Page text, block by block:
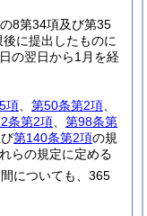
8第34項及び第35
に提出したものに
の翌日から1月を経
項 第50条第2項
条第2項
第98条第
第140条第2項の規
らの規定に定める
についても、365